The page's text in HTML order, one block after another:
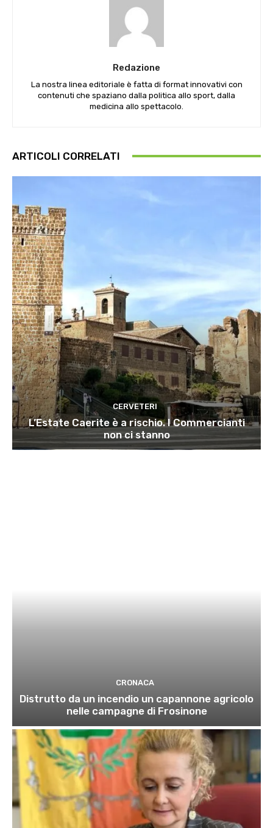
Redazione
La nostra linea editoriale è fatta di format innovativi con
contenuti che spaziano dalla politica allo sport, dalla
medicina allo spettacolo.
ARTICOLI CORRELATI
CERVETERI
L’Estate Caerite è a rischio. I Commercianti
non ci stanno
CRONACA
Distrutto da un incendio un capannone agricolo
nelle campagne di Frosinone